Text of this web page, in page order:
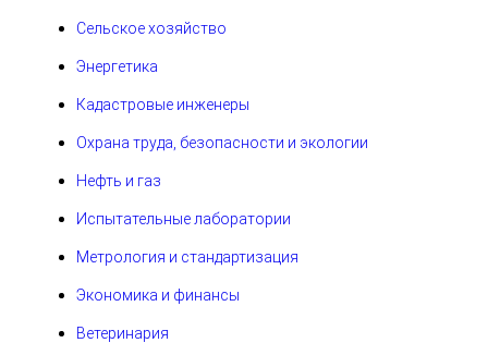
Сельское хозяйство
Энергетика
Кадастровые инженеры
Охрана труда, безопасности и экологии
Нефть и газ
Испытательные лаборатории
Метрология и стандартизация
Экономика и финансы
Ветеринария